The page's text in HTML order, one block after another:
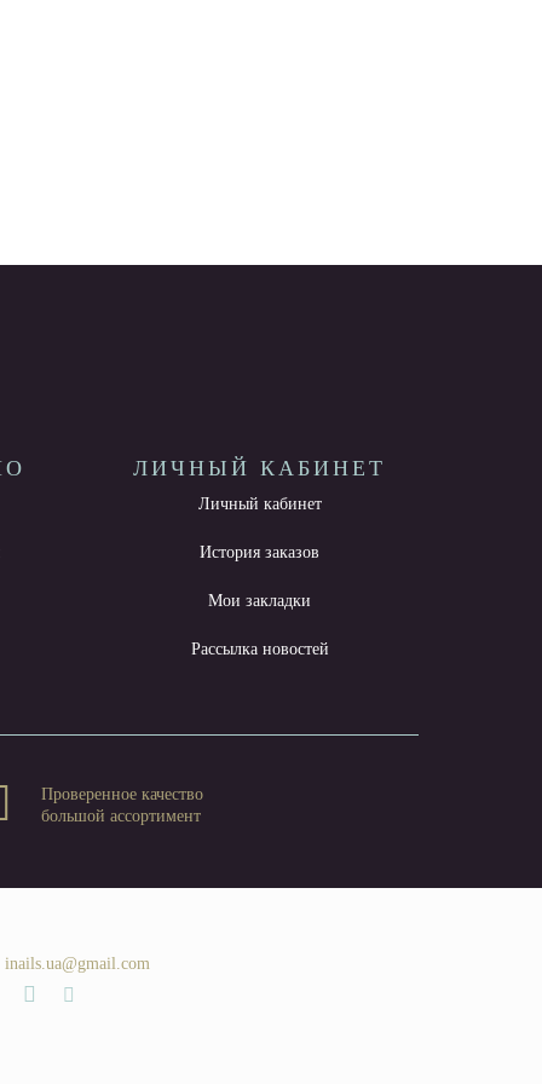
ЛИЧНЫЙ КАБИНЕТ
Личный кабинет
История заказов
Мои закладки
Рассылка новостей
Проверенное качество
большой ассортимент
inails.ua@gmail.com